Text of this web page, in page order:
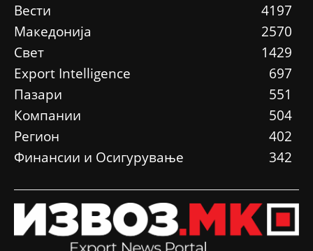
Вести
4197
Македонија
2570
Свет
1429
Еxport Intelligence
697
Пазари
551
Компании
504
Регион
402
Финансии и Осигурување
342